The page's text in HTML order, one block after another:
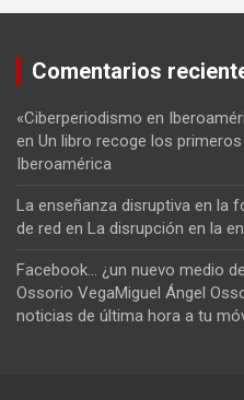
Comentarios
«Ciberperiodismo en
en Un libro recoge los
Iberoamérica
La enseñanza disruptiva en la
de red en La disrupción en la
Facebook... ¿un nuevo medio
Ossorio VegaMiguel Ángel
noticias de última hora a tu